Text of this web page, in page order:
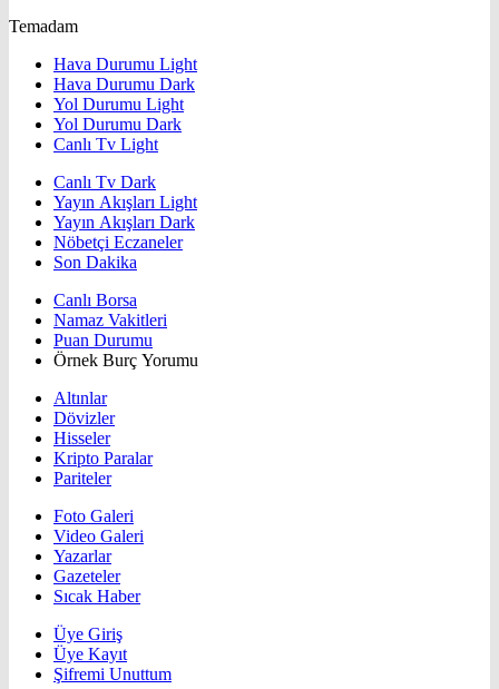
Temadam
Hava Durumu Light
Hava Durumu Dark
Yol Durumu Light
Yol Durumu Dark
Canlı Tv Light
Canlı Tv Dark
Yayın Akışları Light
Yayın Akışları Dark
Nöbetçi Eczaneler
Son Dakika
Canlı Borsa
Namaz Vakitleri
Puan Durumu
Örnek Burç Yorumu
Altınlar
Dövizler
Hisseler
Kripto Paralar
Pariteler
Foto Galeri
Video Galeri
Yazarlar
Gazeteler
Sıcak Haber
Üye Giriş
Üye Kayıt
Şifremi Unuttum